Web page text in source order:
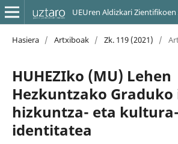
UEUren Aldizkari
Hasiera / Artxiboak / Zk. 119 (2021) /
HUHEZIko (MU) Lehen
Hezkuntzako Graduko
hizkuntza- eta kultura-
identitatea